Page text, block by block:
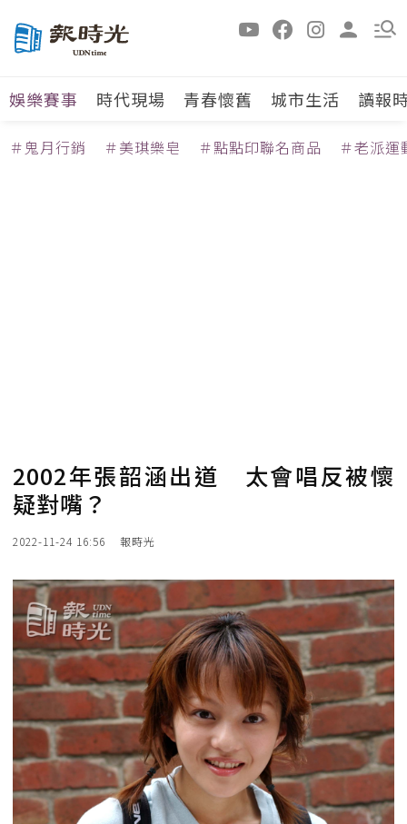
娛樂賽事 時代現場 青春懷舊 城市生活 讀報
＃鬼月行銷 ＃美琪樂皂 ＃點點印聯名商品 ＃老派運
2002年張韶涵出道 太會唱反被懷
疑對嘴？
2022-11-24 16:56 報時光